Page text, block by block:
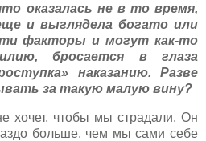
оказалась не в то время,
и выглядела богато или
факторы и могут как-то
бросается в глаза
наказанию. Разве
за такую малую вину?
хочет, чтобы мы страдали. Он
больше, чем мы сами себе